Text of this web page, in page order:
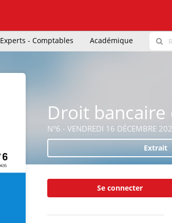
Experts - Comptables Académique
Droit
N°6 - VENDREDI 16 DÉCEMBRE
Extrait
Se connecter